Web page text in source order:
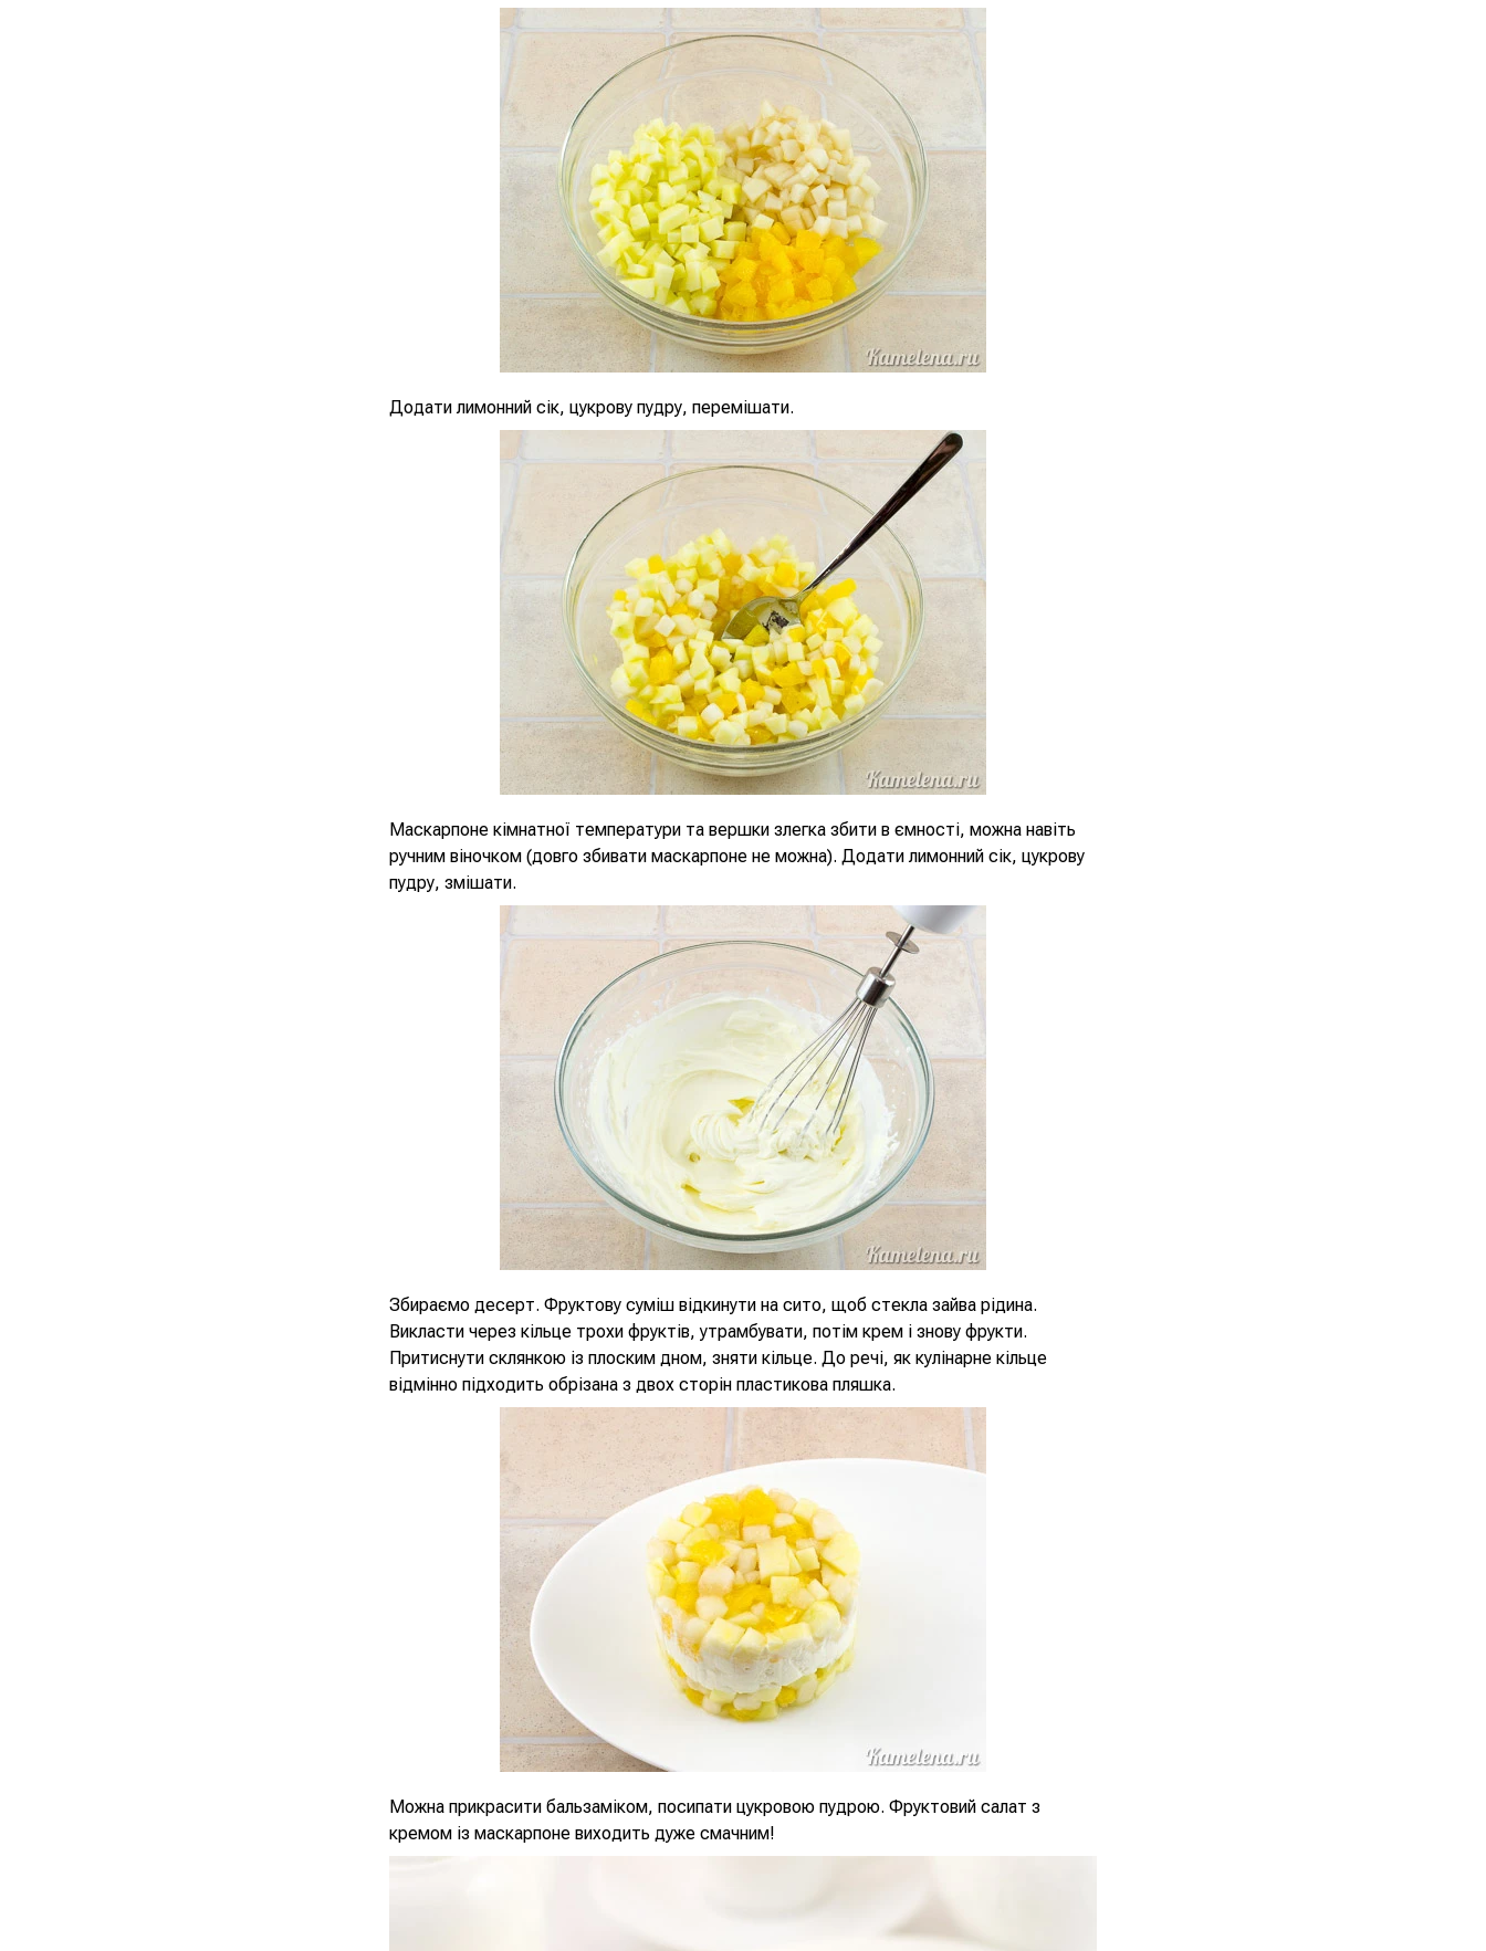
Додати лимонний сік, цукрову пудру, перемішати.
Маскарпоне кімнатної температури та вершки злегка збити в ємності, можна навіть
ручним віночком (довго збивати маскарпоне не можна). Додати лимонний сік, цукрову
пудру, змішати.
Збираємо десерт. Фруктову суміш відкинути на сито, щоб стекла зайва рідина.
Викласти через кільце трохи фруктів, утрамбувати, потім крем і знову фрукти.
Притиснути склянкою із плоским дном, зняти кільце. До речі, як кулінарне кільце
відмінно підходить обрізана з двох сторін пластикова пляшка.
Можна прикрасити бальзаміком, посипати цукровою пудрою. Фруктовий салат з
кремом із маскарпоне виходить дуже смачним!